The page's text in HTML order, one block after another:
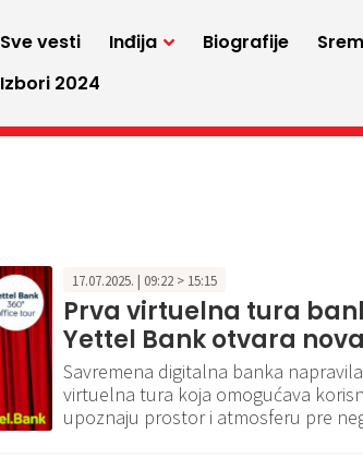
Sve vesti Inđija Biografije Srem
Izbori 2024
17.07.2025. | 09:22 > 15:15
Prva virtuelna tura
Yettel Bank otvara
Savremena digitalna banka
virtuelna tura koja omogućava
upoznaju prostor i atmosferu pre